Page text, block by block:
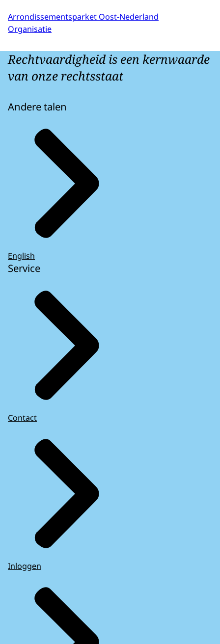
Arrondissementsparket Oost-Nederland
Organisatie
Rechtvaardigheid is een kernwaarde
van onze rechtsstaat
Andere talen
English
Service
Contact
Inloggen